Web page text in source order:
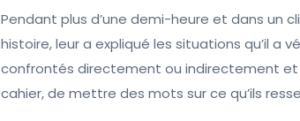
Pendant plus d’une demi-heure et dans un
histoire, leur a expliqué les situations qu’il
confrontés directement ou indirectement et
cahier, de mettre des mots sur ce qu’ils